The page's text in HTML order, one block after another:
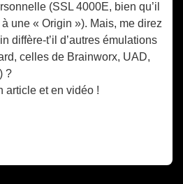
(SSL 4000E, bien qu’il
une « Origin »). Mais, me direz
diffère-t’il d’autres émulations
celles de Brainworx, UAD,
?
article et en vidéo !